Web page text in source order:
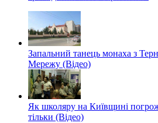
Запальний танець монаха з
Мережу (Відео)
Як школяру на Київщині
тільки (Відео)